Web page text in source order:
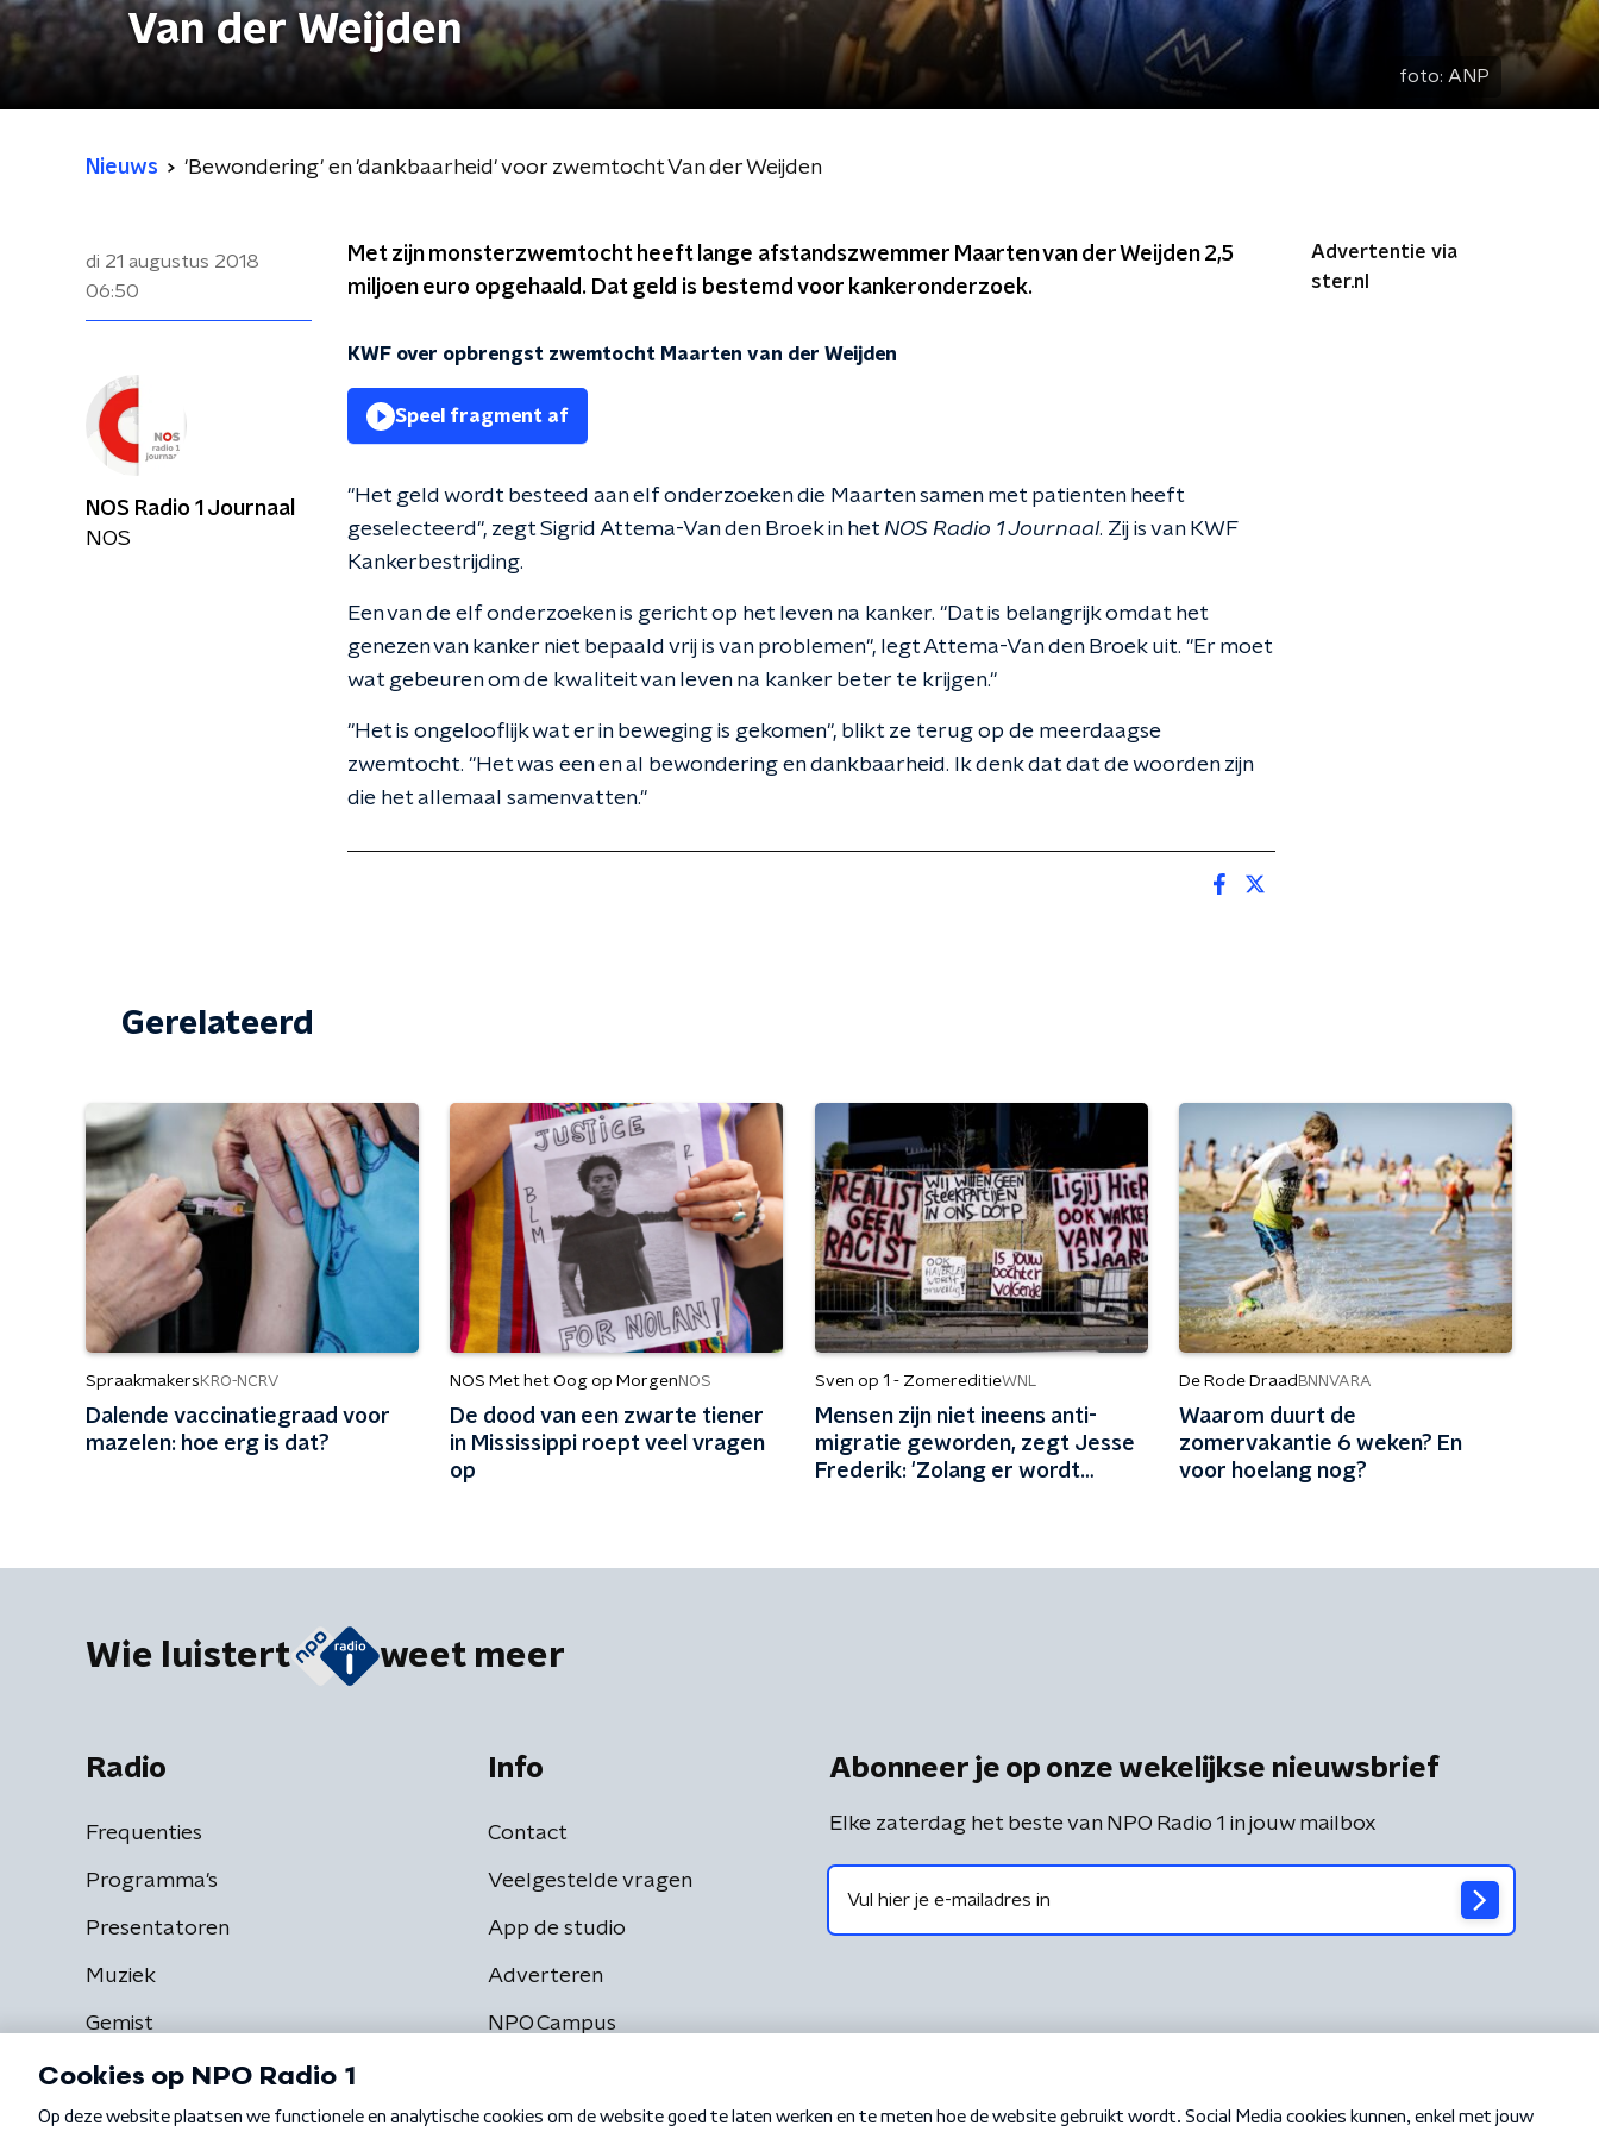
Van der Weijden
foto: ANP
Nieuws 'Bewondering' en 'dankbaarheid' voor zwemtocht Van der Weijden
di 21 augustus 2018
06:50
Met zijn monsterzwemtocht heeft lange afstandszwemmer Maarten van der Weijden 2,5
miljoen euro opgehaald. Dat geld is bestemd voor kankeronderzoek.
KWF over opbrengst zwemtocht Maarten van der Weijden
Speel fragment af
"Het geld wordt besteed aan elf onderzoeken die Maarten samen met patienten heeft
geselecteerd", zegt Sigrid Attema-Van den Broek in het NOS Radio 1 Journaal. Zij is van KWF
Kankerbestrijding.
Een van de elf onderzoeken is gericht op het leven na kanker. "Dat is belangrijk omdat het
genezen van kanker niet bepaald vrij is van problemen", legt Attema-Van den Broek uit. "Er moet
wat gebeuren om de kwaliteit van leven na kanker beter te krijgen."
"Het is ongelooflijk wat er in beweging is gekomen", blikt ze terug op de meerdaagse
zwemtocht. "Het was een en al bewondering en dankbaarheid. Ik denk dat dat de woorden zijn
die het allemaal samenvatten."
Advertentie via
ster.nl
NOS Radio 1 Journaal
NOS
Gerelateerd
Spraakmakers KRO-NCRV
Dalende vaccinatiegraad voor
mazelen: hoe erg is dat?
NOS Met het Oog op Morgen NOS
De dood van een zwarte tiener
in Mississippi roept veel vragen
op
Sven op 1 - ZomereditieWNL
Mensen zijn niet ineens anti-
migratie geworden, zegt Jesse
Frederik: 'Zolang er wordt
De Rode Draad BNNVARA
Waarom duurt de
zomervakantie 6 weken? En
voor hoelang nog?
Wie luistert weet meer
Radio
Frequenties
Programma's
Presentatoren
Muziek
Gemist
Info
Contact
Veelgestelde vragen
App de studio
Adverteren
NPO Campus
Abonneer je op onze wekelijkse nieuwsbrief
Elke zaterdag het beste van NPO Radio 1 in jouw mailbox